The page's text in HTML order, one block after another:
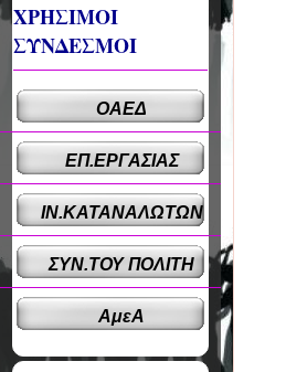
ΧΡΗΣΙΜΟΙ
ΣΥΝΔΕΣΜΟΙ
ΟΑΕΔ
ΕΠ.ΕΡΓΑΣΙΑΣ
ΙΝ.ΚΑΤΑΝΑΛΩΤΩΝ
ΣΥΝ.ΤΟΥ ΠΟΛΙΤΗ
ΑμεΑ